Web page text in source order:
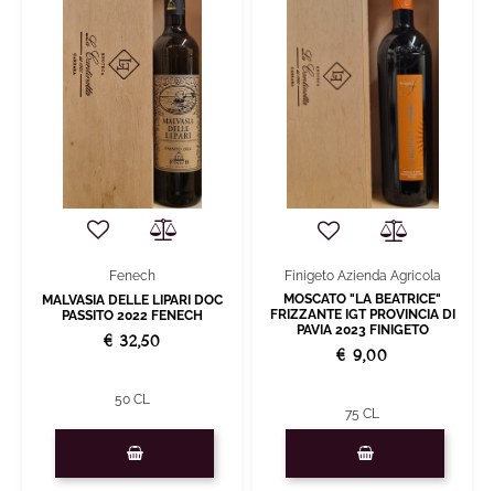
Fenech
MALVASIA DELLE LIPARI DOC
PASSITO 2022 FENECH
€ 32,50
50 CL
Finigeto Azienda Agricola
MOSCATO "LA BEATRICE"
FRIZZANTE IGT PROVINCIA DI
PAVIA 2023 FINIGETO
€ 9,00
75 CL